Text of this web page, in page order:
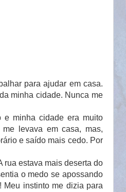
para ajudar em casa.
minha cidade. Nunca me
minha cidade era muito
levava em casa, mas,
e saído mais cedo. Por
estava mais deserta do
o medo se apossando
Meu instinto me dizia para